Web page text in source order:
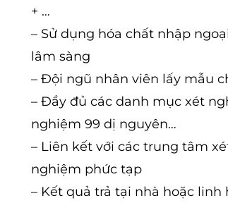
+ …
– Sử dụng hóa chất nhập
lâm sàng
– Đội ngũ nhân viên lấy mẫu
– Đầy đủ các danh mục xét
nghiệm 99 dị nguyên…
– Liên kết với các trung tâm
nghiệm phức tạp
– Kết quả trả tại nhà hoặc